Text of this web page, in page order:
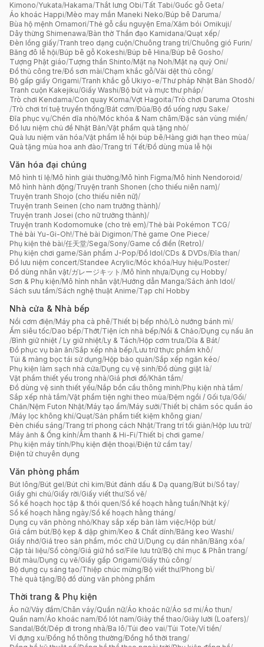
Kimono/Yukata/Hakama/Thắt lưng Obi/Tất Tabi/Guốc gỗ Geta/
Áo khoác Happi/Mèo may mắn Maneki Neko/Búp bê Daruma/
Bùa hộ mệnh Omamori/Thẻ gỗ cầu nguyện Ema/Xăm bói Omikuji/
Dây thừng Shimenawa/Bàn thờ Thần đạo Kamidana/Quạt xếp/
Đèn lồng giấy/Tranh treo dạng cuộn/Chuông trang trí/Chuông gió Furin/
Băng đô lễ hội/Búp bê gỗ Kokeshi/Búp bê Hina/Búp bê Gosho/
Tượng Phật giáo/Tượng thần Shinto/Mặt nạ Noh/Mặt nạ quỷ Oni/
Đồ thủ công tre/Đồ sơn mài/Chạm khắc gỗ/Vải dệt thủ công/
Bộ gấp giấy Origami/Tranh khắc gỗ Ukiyo-e/Thư pháp Nhật Bản Shodō/
Tranh cuộn Kakejiku/Giấy Washi/Bộ bút và mực thư pháp/
Trò chơi Kendama/Con quay Koma/Vợt Hagoita/Trò chơi Daruma Otoshi
/Trò chơi trí tuệ truyền thống/Bát cơm/Đũa/Bộ đồ uống rượu Sake/
Đĩa phục vụ/Chén dĩa nhỏ/Móc khóa & Nam châm/Đặc sản vùng miền/
Đồ lưu niệm chủ đề Nhật Bản/Vật phẩm quà tặng nhỏ/
Quà lưu niệm văn hóa/Vật phẩm lễ hội búp bê/Hàng giới hạn theo mùa/
Quà tặng mùa hoa anh đào/Trang trí Tết/Đồ dùng mùa lễ hội
Văn hóa đại chúng
Mô hình tỉ lệ/Mô hình giải thưởng/Mô hình Figma/Mô hình Nendoroid/
Mô hình hành động/Truyện tranh Shonen (cho thiếu niên nam)/
Truyện tranh Shojo (cho thiếu niên nữ)/
Truyện tranh Seinen (cho nam trưởng thành)/
Truyện tranh Josei (cho nữ trưởng thành)/
Truyện tranh Kodomomuke (cho trẻ em)/Thẻ bài Pokémon TCG/
Thẻ bài Yu-Gi-Oh!/Thẻ bài Digimon/Thẻ game One Piece/
Phụ kiện thẻ bài/任天堂/Sega/Sony/Game cổ điển (Retro)/
Phụ kiện chơi game/Sản phẩm J-Pop/Đồ Idol/CDs & DVDs/Đĩa than/
Đồ lưu niệm concert/Standee Acrylic/Móc khóa/Huy hiệu/Poster/
Đồ dùng nhân vật/ガレージキット /Mô hình nhựa/Dụng cụ Hobby/
Sơn & Phụ kiện/Mô hình nhân vật/Hướng dẫn Manga/Sách ảnh Idol/
Sách sưu tầm/Sách nghệ thuật Anime/Tạp chí Hobby
Nhà cửa & Nhà bếp
Nồi cơm điện/Máy pha cà phê/Thiết bị bếp nhỏ/Lò nướng bánh mì/
Ấm siêu tốc/Dao bếp/Thớt/Tiện ích nhà bếp/Nồi & Chảo/Dụng cụ nấu ăn
/Bình giữ nhiệt / Ly giữ nhiệt/Ly & Tách/Hộp cơm trưa/Dĩa & Bát/
Đồ phục vụ bàn ăn/Sắp xếp nhà bếp/Lưu trữ thực phẩm khô/
Túi & màng bọc tái sử dụng/Hộp bảo quản/Sắp xếp ngăn kéo/
Phụ kiện làm sạch nhà cửa/Dụng cụ vệ sinh/Đồ dùng giặt là/
Vật phẩm thiết yếu trong nhà/Giá phơi đồ/Khăn tắm/
Đồ dùng vệ sinh thiết yếu/Nắp bồn cầu thông minh/Phụ kiện nhà tắm/
Sắp xếp nhà tắm/Vật phẩm tiện nghi theo mùa/Đệm ngồi / Gối tựa/Gối/
Chăn/Nệm Futon Nhật/Máy tạo ẩm/Máy sưởi/Thiết bị chăm sóc quần áo
/Máy lọc không khí/Quạt/Sản phẩm tiết kiệm không gian/
Đèn chiếu sáng/Trang trí phong cách Nhật/Trang trí tối giản/Hộp lưu trữ/
Máy ảnh & Ống kính/Âm thanh & Hi-Fi/Thiết bị chơi game/
Phụ kiện máy tính/Phụ kiện điện thoại/Điện tử cầm tay/
Điện tử chuyên dụng
Văn phòng phẩm
Bút lông/Bút gel/Bút chì kim/Bút đánh dấu & Dạ quang/Bút bi/Sổ tay/
Giấy ghi chú/Giấy rời/Giấy viết thư/Sổ vẽ/
Sổ kế hoạch học tập & thói quen/Sổ kế hoạch hằng tuần/Nhật ký/
Sổ kế hoạch hằng ngày/Sổ kế hoạch hằng tháng/
Dụng cụ văn phòng nhỏ/Khay sắp xếp bàn làm việc/Hộp bút/
Giá cắm bút/Bộ kẹp & dập ghim/Keo & Chất dính/Băng keo Washi/
Giấy nhớ/Giá treo sản phẩm, móc chữ U/Dụng cụ dán nhãn/Băng xóa/
Cặp tài liệu/Sổ còng/Giá giữ hồ sơ/File lưu trữ/Bộ chỉ mục & Phân trang/
Bút màu/Dụng cụ vẽ/Giấy gấp Origami/Giấy thủ công/
Bộ dụng cụ sáng tạo/Thiệp chúc mừng/Bộ viết thư/Phong bì/
Thẻ quà tặng/Bộ đồ dùng văn phòng phẩm
Thời trang & Phụ kiện
Áo nữ/Váy đầm/Chân váy/Quần nữ/Áo khoác nữ/Áo sơ mi/Áo thun/
Quần nam/Áo khoác nam/Đồ lót nam/Giày thể thao/Giày lười (Loafers)/
Sandal/Bốt/Dép đi trong nhà/Ba lô/Túi đeo vai/Túi Tote/Ví tiền/
Ví đựng xu/Đồng hồ thông thường/Đồng hồ thời trang/